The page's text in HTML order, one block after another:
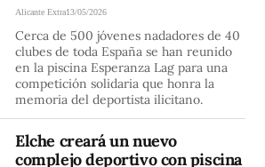
Alicante Extra13/05/2026
Cerca de 500 jóvenes nadadores de 40
clubes de toda España se han reunido
en la piscina Esperanza Lag para una
competición solidaria que honra la
memoria del deportista ilicitano.
Elche creará un nuevo
complejo deportivo con piscina